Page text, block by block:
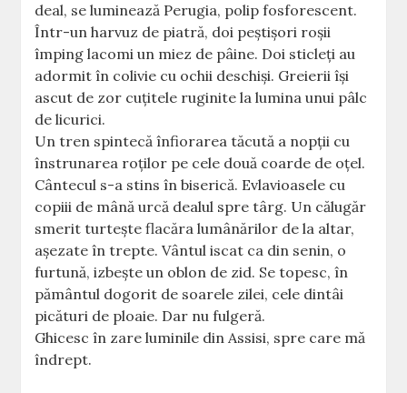
deal, se luminează Perugia, polip fosforescent.
Într-un harvuz de piatră, doi peştişori roşii
împing lacomi un miez de pâine. Doi sticleţi au
adormit în colivie cu ochii deschişi. Greierii îşi
ascut de zor cuţitele ruginite la lumina unui pâlc
de licurici.
Un tren spintecă înfiorarea tăcută a nopţii cu
înstrunarea roţilor pe cele două coarde de oţel.
Cântecul s-a stins în biserică. Evlavioasele cu
copiii de mână urcă dealul spre târg. Un călugăr
smerit turteşte flacăra lumânărilor de la altar,
aşezate în trepte. Vântul iscat ca din senin, o
furtună, izbeşte un oblon de zid. Se topesc, în
pământul dogorit de soarele zilei, cele dintâi
picături de ploaie. Dar nu fulgeră.
Ghicesc în zare luminile din Assisi, spre care mă
îndrept.